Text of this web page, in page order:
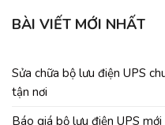
BÀI VIẾT MỚI NHẤT
Sửa chữa bộ lưu điện UPS
tận nơi
Báo giá bộ lưu điện UPS